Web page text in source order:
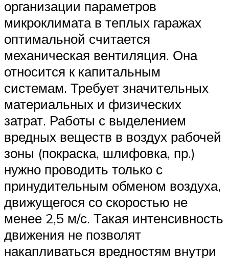
организации параметров
микроклимата в теплых гаражах
оптимальной считается
механическая вентиляция. Она
относится к капитальным
системам. Требует значительных
материальных и физических
затрат. Работы с выделением
вредных веществ в воздух рабочей
зоны (покраска, шлифовка, пр.)
нужно проводить только с
принудительным обменом воздуха,
движущегося со скоростью не
менее 2,5 м/с. Такая интенсивность
движения не позволят
накапливаться вредностям внутри